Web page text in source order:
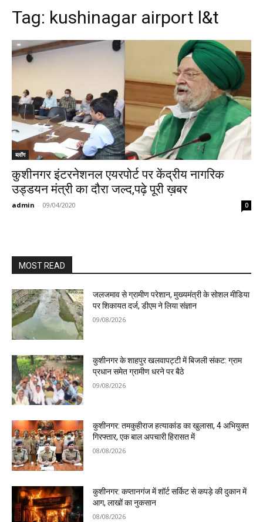
Tag: kushinagar airport l&t
ब्लॉग
कुशीनगर इंटरनेशनल एयरपोर्ट पर केंद्रीय नागरिक
उड्डयन मंत्री का दौरा जल्द,पढ़े पूरी ख़बर
admin - 09/04/2020 0
MOST READ
जलजमाव से ग्रामीण परेशान, मुख्यमंत्री के सोशल मीडिया
पर शिकायत दर्ज, डीएम ने लिया संज्ञान
09/08/2026
कुशीनगर के शाहपुर खलवापट्टी में बिजली संकट: ग्राम
प्रधान समेत ग्रामीण धरने पर बैठे
09/08/2026
कुशीनगर: तमकुहीराज हत्याकांड का खुलासा, 4 अभियुक्त
गिरफ्तार, एक बाल अपचारी हिरासत में
08/08/2026
कुशीनगर: कप्तानगंज में शॉर्ट सर्किट से कपड़े की दुकान में
आग, लाखों का नुकसान
08/08/2026